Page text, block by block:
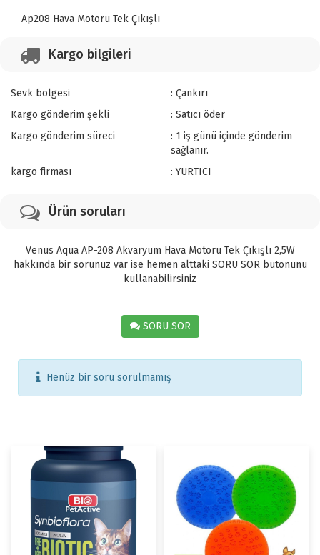
Ap208 Hava Motoru Tek Çıkışlı
Kargo bilgileri
Sevk bölgesi
: Çankırı
Kargo gönderim şekli
: Satıcı öder
Kargo gönderim süreci
: 1 iş günü içinde gönderim
sağlanır.
kargo firması
: YURTICI
Ürün soruları
Venus Aqua AP-208 Akvaryum Hava Motoru Tek Çıkışlı 2,5W
hakkında bir sorunuz var ise hemen alttaki SORU SOR butonunu
kullanabilirsiniz
SORU SOR
Henüz bir soru sorulmamış